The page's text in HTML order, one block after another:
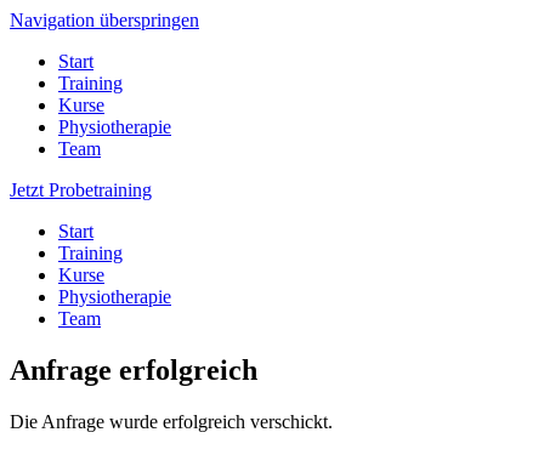
Navigation überspringen
Start
Training
Kurse
Physiotherapie
Team
Jetzt Probetraining
Start
Training
Kurse
Physiotherapie
Team
Anfrage erfolgreich
Die Anfrage wurde erfolgreich verschickt.